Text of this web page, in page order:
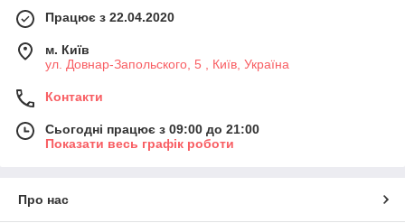
Працює з 22.04.2020
м. Київ
ул. Довнар-Запольского, 5 , Київ, Україна
Контакти
Сьогодні працює з 09:00 до 21:00
Показати весь графік роботи
Про нас